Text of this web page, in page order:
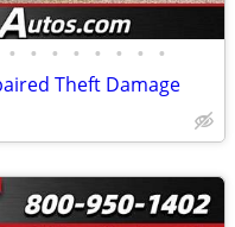
• • • • • • • •
Theft Damage